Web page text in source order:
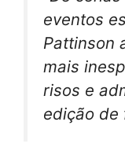
eventos
Pattinson
mais
risos e
edição de